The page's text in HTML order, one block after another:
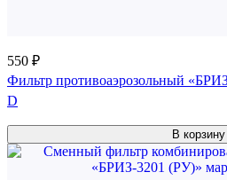
550 ₽
Фильтр противоаэрозольный
D
В корзину